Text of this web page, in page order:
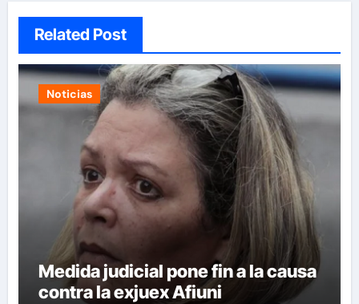
Related Post
Noticias
Medida judicial pone fin a la causa
contra la exjuex Afiuni